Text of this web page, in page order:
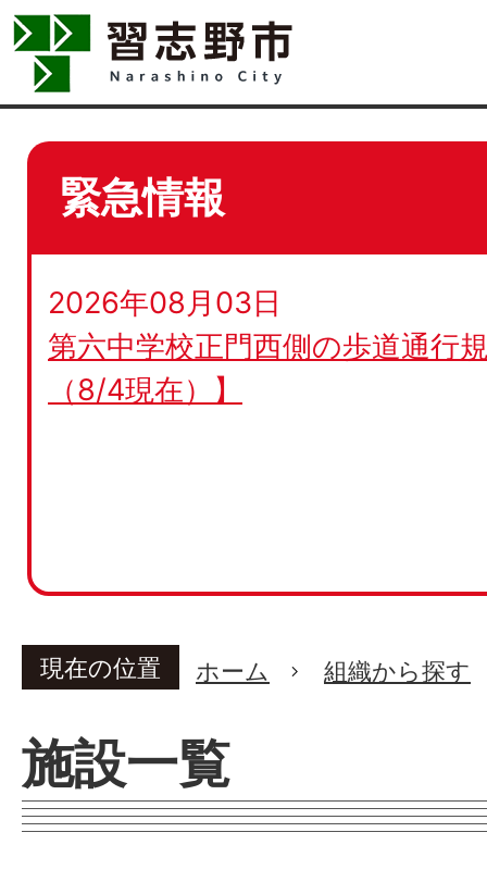
緊急情報
2026年08月03日
第六中学校正門西側の歩道通行
（8/4現在）】
現在の位置 ホーム 組織から探す
施設一覧